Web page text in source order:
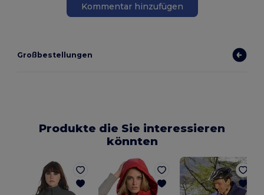
Kommentar hinzufügen
Großbestellungen
Produkte die Sie interessieren
könnten